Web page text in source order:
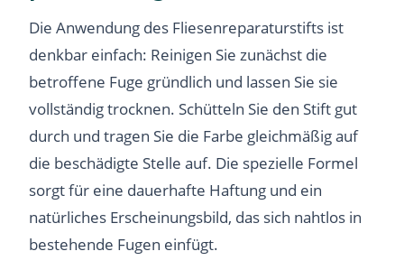
Die Anwendung des Fliesenreparaturstifts ist
denkbar einfach: Reinigen Sie zunächst die
betroffene Fuge gründlich und lassen Sie sie
vollständig trocknen. Schütteln Sie den Stift gut
durch und tragen Sie die Farbe gleichmäßig auf
die beschädigte Stelle auf. Die spezielle Formel
sorgt für eine dauerhafte Haftung und ein
natürliches Erscheinungsbild, das sich nahtlos in
bestehende Fugen einfügt.